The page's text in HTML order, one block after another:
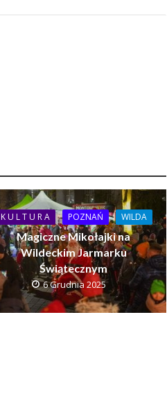
K U L T U R A POZNAŃ WILDA
Magiczne Mikołajki na
Wildeckim Jarmarku
Świątecznym
6 Grudnia 2025